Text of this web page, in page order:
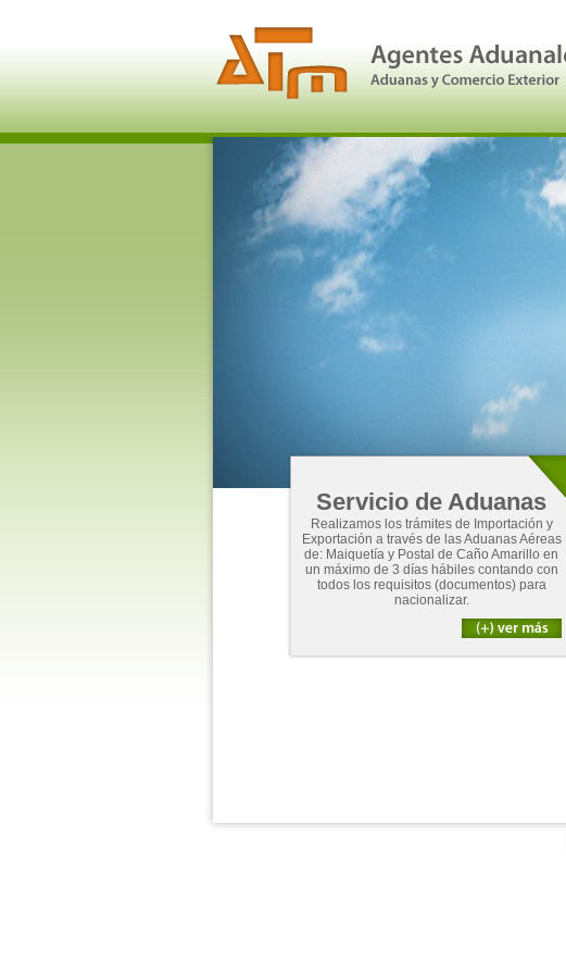
Servicio de Aduanas
Realizamos los trámites de Importación y
Exportación a través de las Aduanas Aéreas
de: Maiquetía y Postal de Caño Amarillo en
un máximo de 3 días hábiles contando con
todos los requisitos (documentos) para
nacionalizar.